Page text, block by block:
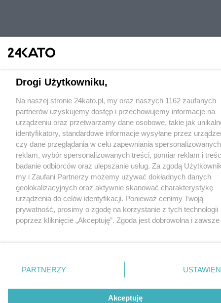
Drogi Użytkowniku,
Na naszej stronie 24kato.pl, my oraz naszych 1162 zaufanych
partnerów uzyskujemy dostęp i przechowujemy informacje na
urządzeniu oraz przetwarzamy dane osobowe, takie jak
identyfikatory, standardowe informacje wysyłane przez
czy dane przeglądania w celu zapewniania spersonalizowanych
reklam, wybór spersonalizowanych treści, pomiar reklam i
badanie odbiorców oraz ulepszanie usług. Za zgodą
my i Zaufani Partnerzy możemy używać dokładnych danych
geolokalizacyjnych oraz aktywnie skanować charakterystykę
urządzenia do celów identyfikacji. Ponieważ cenimy Twoją
prywatność, prosimy o zgodę na korzystanie z tych technologii
poprzez kliknięcie „Akceptuję”. Zgoda jest dobrowolna i zawsze
prawo sprzeciwić się takiemu przetwarzaniu. Preferencje będą
miały zastosowania tylko na tej witrynie.
Zapoznaj się z poniższymi informacjami, abyś mógł świadomie
PARTNERZY
Akceptuję